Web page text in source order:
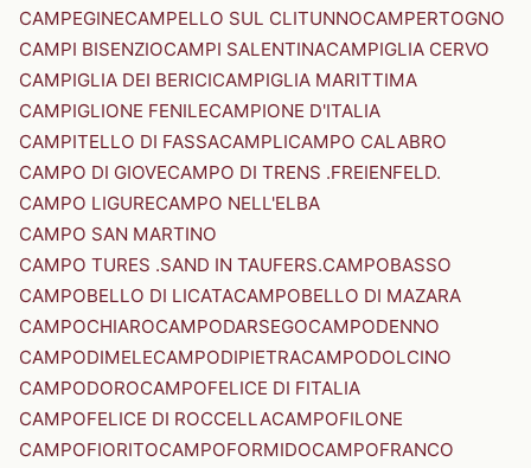
CAMPEGINECAMPELLO SUL CLITUNNOCAMPERTOGNO
CAMPI BISENZIOCAMPI SALENTINACAMPIGLIA CERVO
CAMPIGLIA DEI BERICICAMPIGLIA MARITTIMA
CAMPIGLIONE FENILECAMPIONE D'ITALIA
CAMPITELLO DI FASSACAMPLICAMPO CALABRO
CAMPO DI GIOVECAMPO DI TRENS .FREIENFELD.
CAMPO LIGURECAMPO NELL'ELBA
CAMPO SAN MARTINO
CAMPO TURES .SAND IN TAUFERS.CAMPOBASSO
CAMPOBELLO DI LICATACAMPOBELLO DI MAZARA
CAMPOCHIAROCAMPODARSEGOCAMPODENNO
CAMPODIMELECAMPODIPIETRACAMPODOLCINO
CAMPODOROCAMPOFELICE DI FITALIA
CAMPOFELICE DI ROCCELLACAMPOFILONE
CAMPOFIORITOCAMPOFORMIDOCAMPOFRANCO